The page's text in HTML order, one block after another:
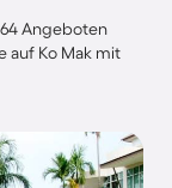
Angeboten
auf Ko Mak mit